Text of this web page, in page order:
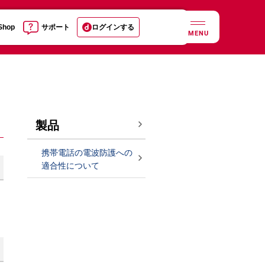
サポート ログインする
MENU
製品
携帯電話の電波防護への
適合性について